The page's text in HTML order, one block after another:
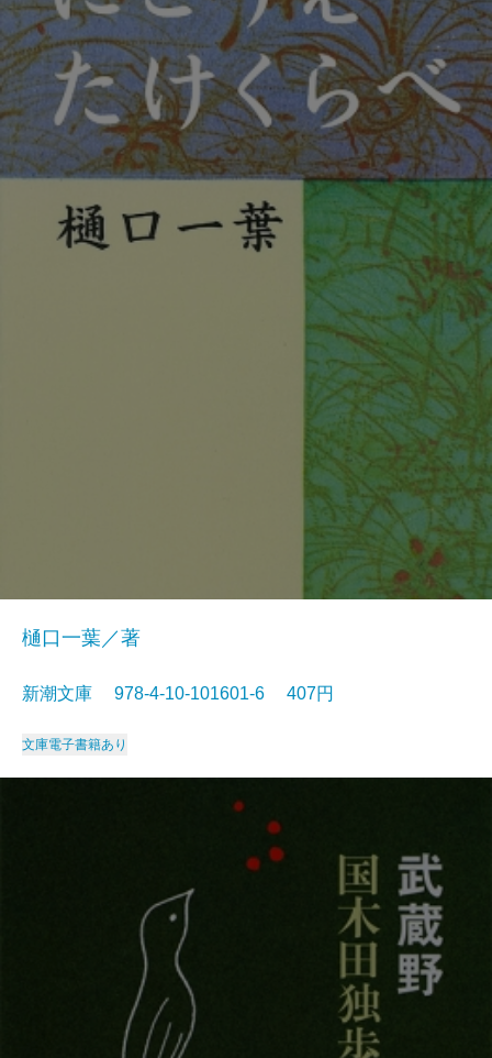
樋口一葉／著
新潮文庫 978-4-10-101601-6 407円
文庫電子書籍あり